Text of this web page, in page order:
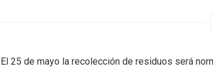
El 25 de mayo la recolección de residuos será